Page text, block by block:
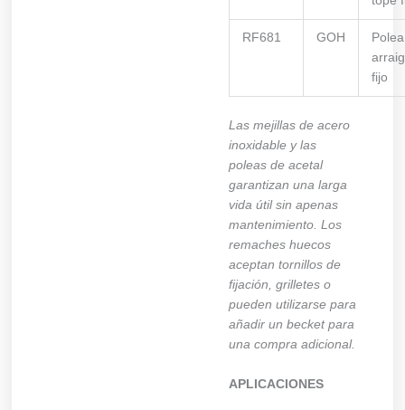
RF681 GOH
fijo
Las mejillas de acero
inoxidable y las
poleas de acetal
garantizan una larga
vida útil sin apenas
mantenimiento. Los
remaches huecos
aceptan tornillos de
fijación, grilletes o
pueden utilizarse para
añadir un becket para
una compra adicional.
APLICACIONES